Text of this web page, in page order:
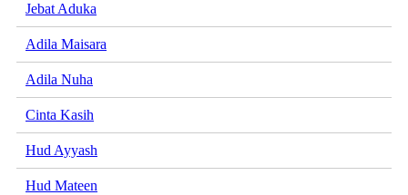
Jebat Aduka
Adila Maisara
Adila Nuha
Cinta Kasih
Hud Ayyash
Hud Mateen